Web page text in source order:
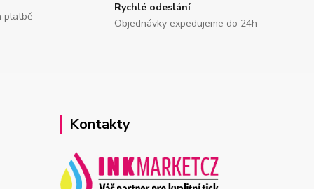
platbě
Rychlé odeslání
Objednávky expedujeme do 24h
Kontakty